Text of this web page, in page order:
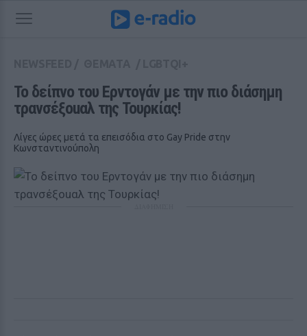
Το δείπνο του Ερντογάν με την πιο διάσημη
τρανσέξοuαλ της Τουρκίας!
Λίγες ώρες μετά τα επεισόδια στο Gay Pride στην
Κωνσταντινούπολη